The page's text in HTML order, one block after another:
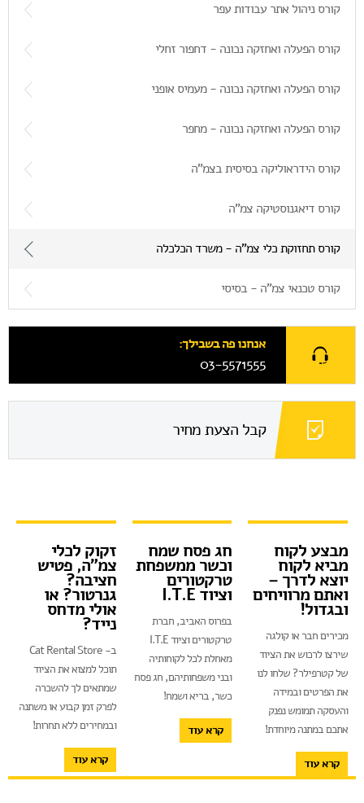
קורס ניהול אתר עבודות עפר
קורס הפעלה ואחזקה נכונה - דחפור זחלי
קורס הפעלה ואחזקה נכונה - מעמיס אופני
קורס הפעלה ואחזקה נכונה - מחפר
קורס הידראוליקה בסיסית בצמ”ה
קורס דיאגנוסטיקה צמ”ה
קורס תחזוקת כלי צמ”ה - משרד הכלכלה
קורס טכנאי צמ”ה - בסיסי
אנחנו פה בשבילך:
03-5571555
קבל הצעת מחיר
זקוק לכלי
צמ"ה, פטיש
חציבה?
גנרטור? או
אולי מדחס
נייד?
ב- Cat Rental Store
תוכל למצוא את הציוד
שמתאים לך להשכרה
לפרק זמן קבוע או משתנה
ובמחירים ללא תחרות!
קרא עוד
חג פסח שמח
וכשר ממשפחת
טרקטורים
וציוד I.T.E
בפרוס האביב, חברת
טרקטורים וציוד I.T.E
מאחלת לכל לקוחותיה
ובני משפחותיהם, חג פסח
כשר, בריא ושמח!
קרא עוד
מבצע לקוח
מביא לקוח
יוצא לדרך –
ואתם מרוויחים
ובגדול!
מכירים חבר או קולגה
שירצו לרכוש את הציוד
של קטרפילר? שלחו לנו
את הפרטים ובמידה
והעסקה תמומש נפנק
אתכם במתנה מיוחדת!
קרא עוד